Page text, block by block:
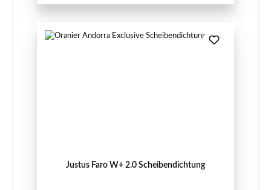
Justus Faro W+ 2.0 Scheibendichtung